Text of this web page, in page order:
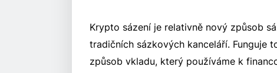
Krypto sázení je relativně nový způsob
tradičních sázkových kanceláří. Funguje
způsob vkladu, který používáme k